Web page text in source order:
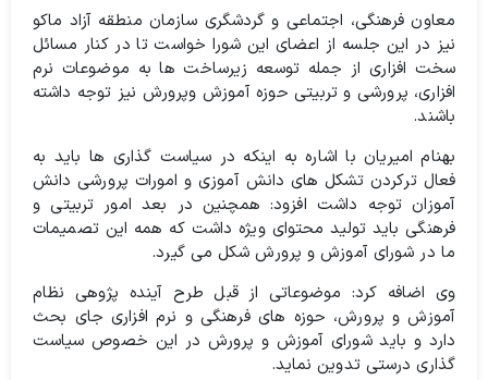
معاون فرهنگی، اجتماعی و گردشگری سازمان منطقه آزاد ماکو
نیز در این جلسه از اعضای این شورا خواست تا در کنار مسائل
سخت افزاری از جمله توسعه زیرساخت ها به موضوعات نرم
افزاری، پرورشی و تربیتی حوزه آموزش وپرورش نیز توجه داشته
باشند.
بهنام امیریان با اشاره به اینکه در سیاست گذاری ها باید به
فعال ترکردن تشکل های دانش آموزی و امورات پرورشی دانش
آموزان توجه داشت افزود: همچنین در بعد امور تربیتی و
فرهنگی باید تولید محتوای ویژه داشت که همه این تصمیمات
ما در شورای آموزش و پرورش شکل می گیرد.
وی اضافه کرد: موضوعاتی از قبل طرح آینده پژوهی نظام
آموزش و پرورش، حوزه های فرهنگی و نرم افزاری جای بحث
دارد و باید شورای آموزش و پرورش در این خصوص سیاست
گذاری درستی تدوین نماید.